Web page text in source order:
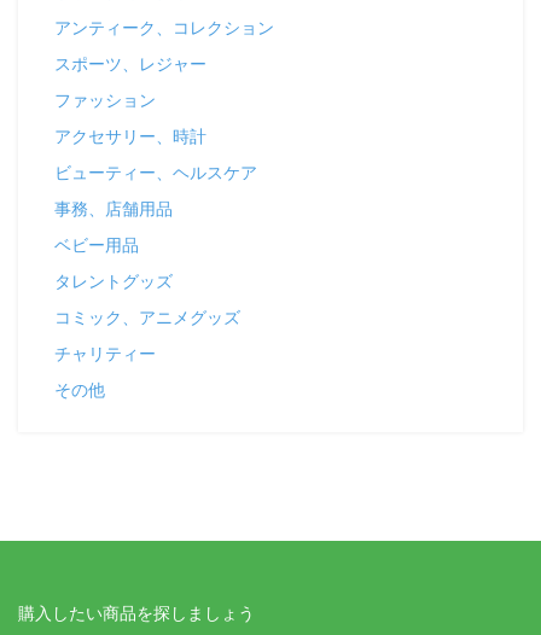
アンティーク、コレクション
スポーツ、レジャー
ファッション
アクセサリー、時計
ビューティー、ヘルスケア
事務、店舗用品
ベビー用品
タレントグッズ
コミック、アニメグッズ
チャリティー
その他
購入したい商品を探しましょう